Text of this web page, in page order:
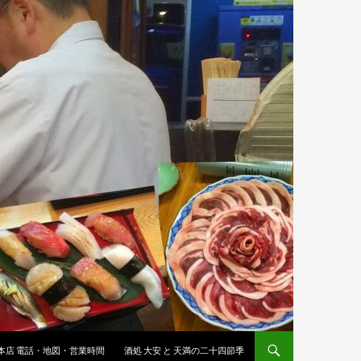
店 電話・地図・営業時間 酒処 大安 と 天満の二十四節季